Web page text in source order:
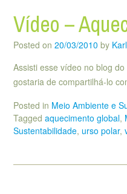
Vídeo –
Posted on 20/03/2010 by
Assisti esse vídeo no blog
gostaria de compartilhá-lo
Posted in Meio Ambiente e
Tagged aquecimento global,
Sustentabilidade, urso polar,